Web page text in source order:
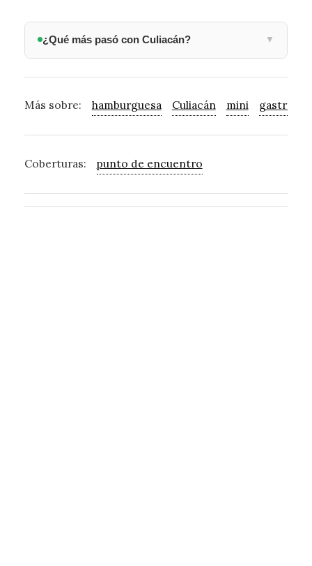
¿Qué más pasó con Culiacán? ▼
Más sobre: hamburguesa Culiacán mini
Coberturas: punto de encuentro